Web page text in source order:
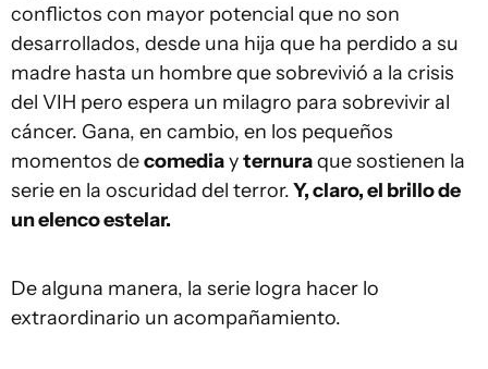
conflictos con mayor potencial que no son
desarrollados, desde una hija que ha perdido a su
madre hasta un hombre que sobrevivió a la crisis
del VIH pero espera un milagro para sobrevivir al
cáncer. Gana, en cambio, en los pequeños
momentos decomediayternuraque sostienen la
serie en la oscuridad del terror.Y, claro, el brillo de
un elenco estelar.
De alguna manera, la serie logra hacer lo
extraordinario un acompañamiento.